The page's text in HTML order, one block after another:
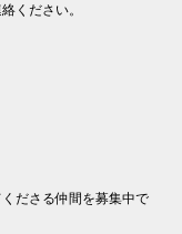
ください。
ださる仲間を募集中で